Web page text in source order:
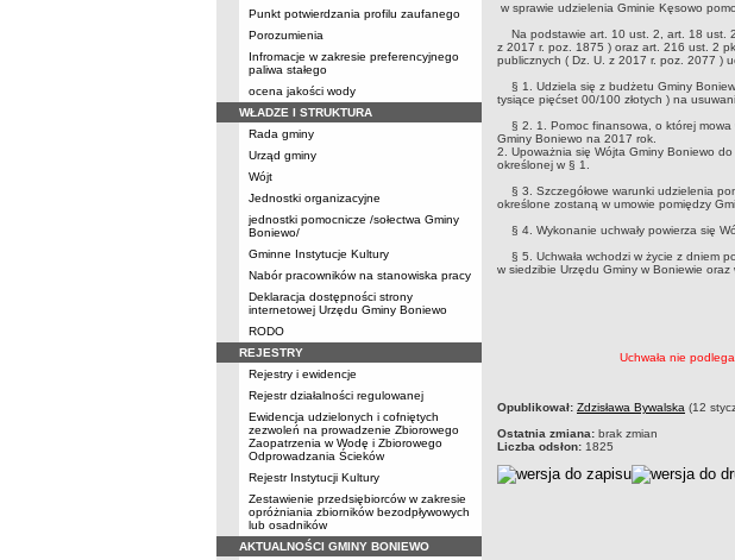
Punkt potwierdzania profilu zaufanego
Porozumienia
Infromacje w zakresie preferencyjnego
paliwa stałego
ocena jakości wody
WŁADZE I STRUKTURA
Rada gminy
Urząd gminy
Wójt
Jednostki organizacyjne
jednostki pomocnicze /sołectwa Gminy
Boniewo/
Gminne Instytucje Kultury
Nabór pracowników na stanowiska pracy
Deklaracja dostępności strony
internetowej Urzędu Gminy Boniewo
RODO
REJESTRY
Rejestry i ewidencje
Rejestr działalności regulowanej
Ewidencja udzielonych i cofniętych
zezwoleń na prowadzenie Zbiorowego
Zaopatrzenia w Wodę i Zbiorowego
Odprowadzania Ścieków
Rejestr Instytucji Kultury
Zestawienie przedsiębiorców w zakresie
opróżniania zbiorników bezodpływowych
lub osadników
AKTUALNOŚCI GMINY BONIEWO
w sprawie udzielenia Gminie Kęsowo
Na podstawie art. 10 ust. 2, art. 18 ust.
z 2017 r. poz. 1875 ) oraz art. 216 ust. 2
publicznych ( Dz. U. z 2017 r. poz. 2077 )
§ 1. Udziela się z budżetu Gminy
tysiące pięćset 00/100 złotych ) na
§ 2. 1. Pomoc finansowa, o której mowa
Gminy Boniewo na 2017 rok.
2. Upoważnia się Wójta Gminy Boniewo
określonej w § 1.
§ 3. Szczegółowe warunki udzielenia
określone zostaną w umowie pomiędzy
§ 4. Wykonanie uchwały powierza się
§ 5. Uchwała wchodzi w życie z dniem
w siedzibie Urzędu Gminy w Boniewie
Uchwała nie
metryczka
Opublikował: Zdzisława Bywalska (12
Ostatnia zmiana: brak zmian
Liczba odsłon: 1825